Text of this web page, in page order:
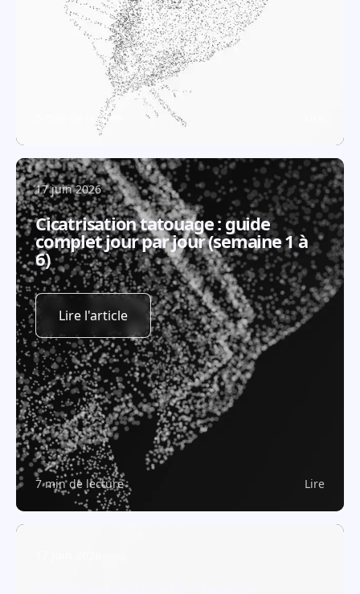
5 min de lecture
17 juin 2026
Cicatrisation tatouage : guide
complet jour par jour (semaine 1 à
6)
Lire l'article
7 min de lecture Lire